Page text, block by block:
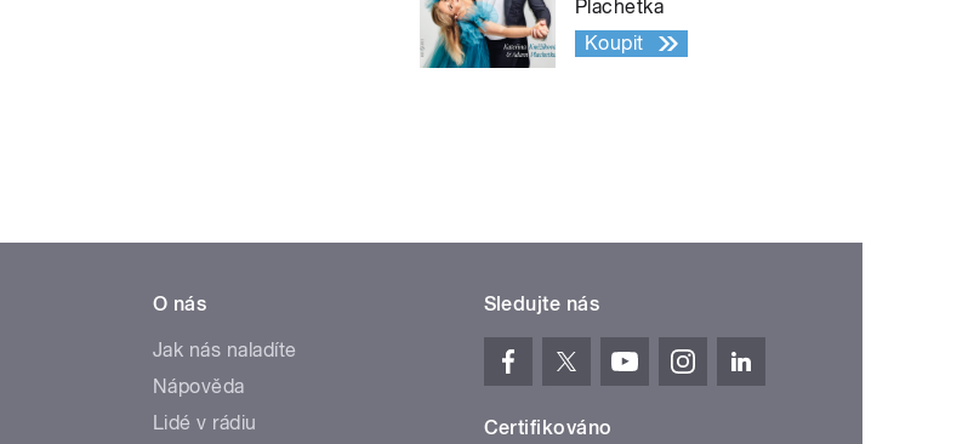
Plachetka
Koupit
O nás
Jak nás naladíte
Nápověda
Lidé v rádiu
Sledujte nás
Certifikováno